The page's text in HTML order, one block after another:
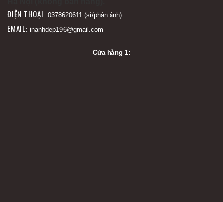
ĐIỆN THOẠI : 0378620611 (sỉ/phản ánh)
EMAIL: inanhdep196@gmail.com
Cửa hàng 1: